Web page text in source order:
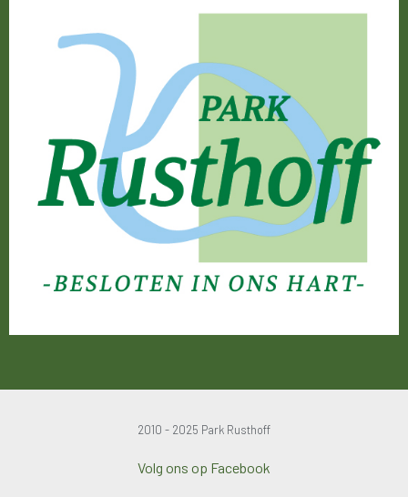
2010 - 2025 Park Rusthoff
Volg ons op Facebook